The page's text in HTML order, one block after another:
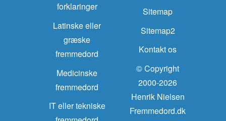
forklaringer
Latinske eller
græske
fremmedord
Medicinske
fremmedord
IT eller tekniske
Sitemap
Sitemap2
Kontakt os
© Copyright
2000-2026
Henrik Nielsen
Fremmedord.dk